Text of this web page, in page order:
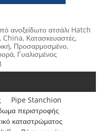
ανοξείδωτο ατσάλι Hatch
Κατασκευαστές,
Προσαρμοσμένο,
Γυαλισμένος
Pipe Stanchion
περιστροφής
καταστρώματος